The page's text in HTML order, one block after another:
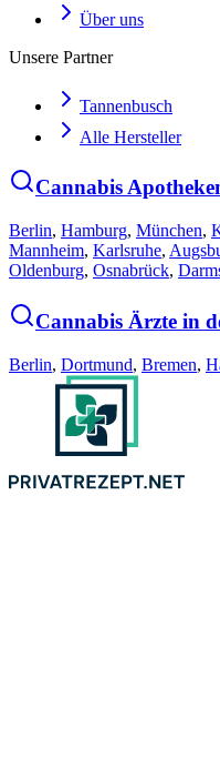
Über uns
Unsere Partner
Tannenbusch
Alle Hersteller
Cannabis
Berlin, Hamburg, München,
Mannheim, Karlsruhe,
Oldenburg, Osnabrück,
Cannabis Ärzte in
Berlin, Dortmund, Bremen,